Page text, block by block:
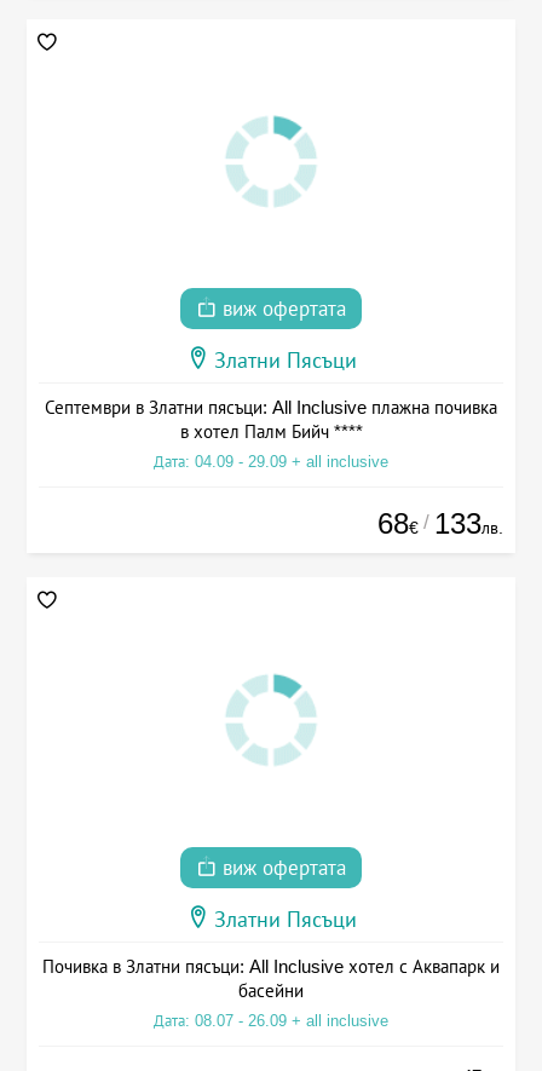
виж офертата
Златни Пясъци
Септември в Златни пясъци: All Inclusive плажна почивка
в хотел Палм Бийч ****
Дата: 04.09 - 29.09 + all inclusive
68€ / 133лв.
виж офертата
Златни Пясъци
Почивка в Златни пясъци: All Inclusive хотел с Аквапарк и
басейни
Дата: 08.07 - 26.09 + all inclusive